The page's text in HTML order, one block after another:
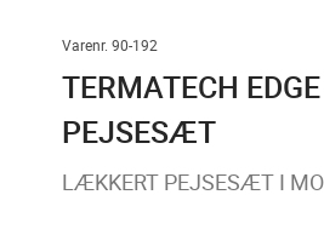
Varenr. 90-192
TERMATECH
PEJSESÆT
LÆKKERT PEJSESÆT I